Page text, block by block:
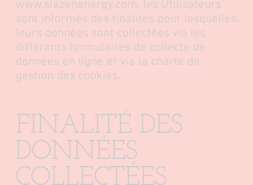
www.siazenenergy.com, les Utilisateurs
sont informés des finalités pour lesquelles
leurs données sont collectées via les
différents formulaires de collecte de
données en ligne et via la charte de
gestion des cookies.
FINALITÉ DES
DONNÉES
COLLECTÉES